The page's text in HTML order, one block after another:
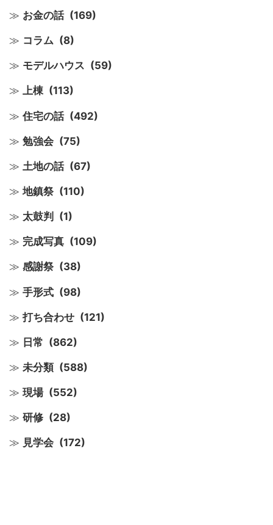
お金の話 (169)
コラム (8)
モデルハウス (59)
上棟 (113)
住宅の話 (492)
勉強会 (75)
土地の話 (67)
地鎮祭 (110)
太鼓判 (1)
完成写真 (109)
感謝祭 (38)
手形式 (98)
打ち合わせ (121)
日常 (862)
未分類 (588)
現場 (552)
研修 (28)
見学会 (172)